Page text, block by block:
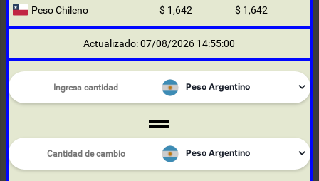
Peso Chileno $ 1,642 $ 1,642
Actualizado: 07/08/2026 14:55:00